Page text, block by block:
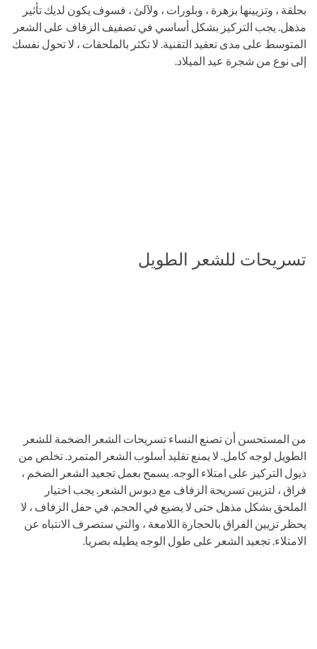
بحلقة ، وتزيينها بزهرة ، وبلورات ، ولآلئ ، فسوف يكون لديك تأثير
مذهل. يجب التركيز بشكل أساسي في تصفيف الزفاف على الشعر
المتوسط ​​على مدى تعقيد التقنية. لا تكثر بالملحقات ، لا تحول نفسك
إلى نوع من شجرة عيد الميلاد.
تسريحات للشعر الطويل
من المستحسن أن تصنع النساء تسريحات الشعر الضخمة للشعر
الطويل لوجه كامل. لا يمنع تقليد أسلوب الشعر المتمرد. تخلص من
ذيول التركيز على امتلاء الوجه. يسمح بعمل تجعيد الشعر الضخم ،
فراق ، لتزيين تسريحة الزفاف مع دبوس الشعر. يجب اختيار
الملحق بشكل مذهل حتى لا يضيع في الحجم. في حفل الزفاف ، لا
يحظر تزيين الفراق بالحجارة اللامعة ، والتي ستصرف الانتباه عن
الامتلاء. تجعيد الشعر على طول الوجه يطيله بصريا.